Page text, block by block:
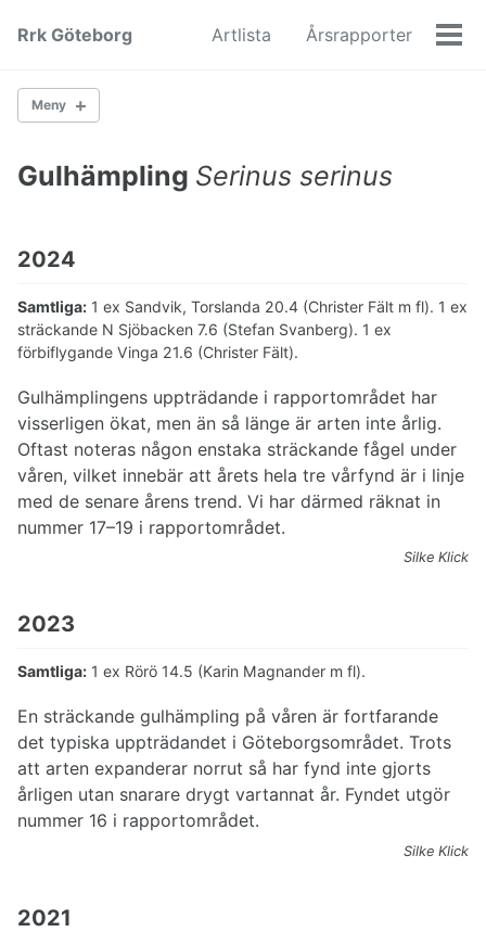
navigation
Rrk Göteborg Artlista Årsrapporter
Meny
Gäss
Vadare
Lommar
Ugglor
Hökfåglar
Falkar
Kråkfåglar
Rörsångare
Lövsångare
Sylvior
Trastar
Ärlor
Obestämda
Gulhämpling Serinus serinus
2024
Samtliga: 1 ex Sandvik, Torslanda 20.4 (Christer Fält m fl). 1 ex
sträckande N Sjöbacken 7.6 (Stefan Svanberg). 1 ex
förbiflygande Vinga 21.6 (Christer Fält).
Gulhämplingens uppträdande i rapportområdet har
visserligen ökat, men än så länge är arten inte årlig.
Oftast noteras någon enstaka sträckande fågel under
våren, vilket innebär att årets hela tre vårfynd är i linje
med de senare årens trend. Vi har därmed räknat in
nummer 17–19 i rapportområdet.
Silke Klick
2023
Samtliga: 1 ex Rörö 14.5 (Karin Magnander m fl).
En sträckande gulhämpling på våren är fortfarande
det typiska uppträdandet i Göteborgsområdet. Trots
att arten expanderar norrut så har fynd inte gjorts
årligen utan snarare drygt vartannat år. Fyndet utgör
nummer 16 i rapportområdet.
Silke Klick
2021